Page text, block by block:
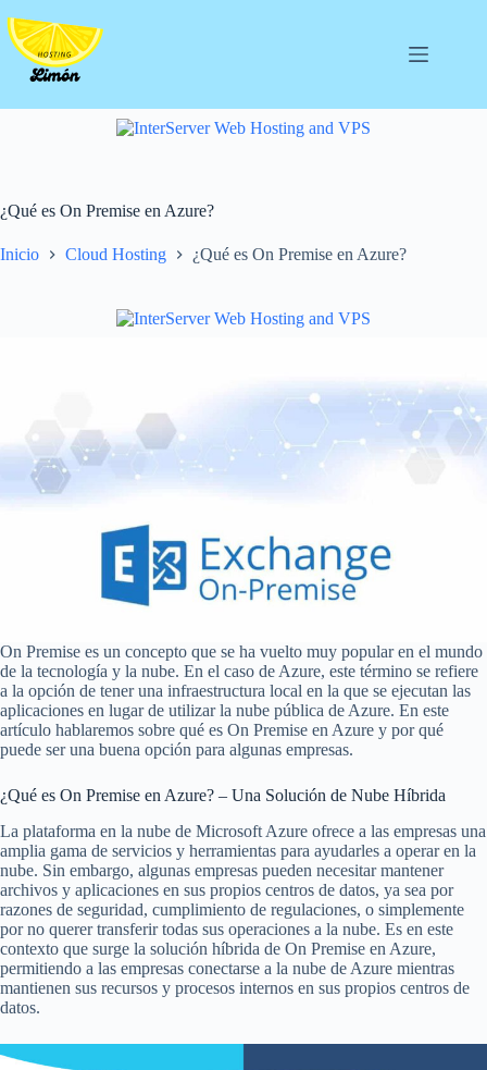
al
contenido
¿Qué es On Premise en Azure?
Inicio Cloud Hosting ¿Qué es On Premise en Azure?
On Premise es un concepto que se ha vuelto muy popular en el mundo
de la tecnología y la nube. En el caso de Azure, este término se refiere
a la opción de tener una infraestructura local en la que se ejecutan las
aplicaciones en lugar de utilizar la nube pública de Azure. En este
artículo hablaremos sobre qué es On Premise en Azure y por qué
puede ser una buena opción para algunas empresas.
¿Qué es On Premise en Azure? – Una Solución de Nube Híbrida
La plataforma en la nube de Microsoft Azure ofrece a las empresas una
amplia gama de servicios y herramientas para ayudarles a operar en la
nube. Sin embargo, algunas empresas pueden necesitar mantener
archivos y aplicaciones en sus propios centros de datos, ya sea por
razones de seguridad, cumplimiento de regulaciones, o simplemente
por no querer transferir todas sus operaciones a la nube. Es en este
contexto que surge la solución híbrida de On Premise en Azure,
permitiendo a las empresas conectarse a la nube de Azure mientras
mantienen sus recursos y procesos internos en sus propios centros de
datos.